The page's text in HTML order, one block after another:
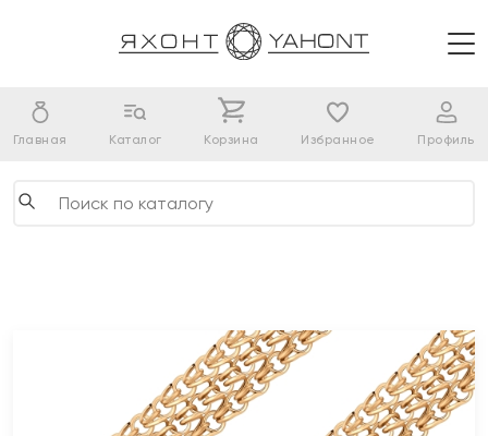
Главная Каталог Корзина Избранное Профиль